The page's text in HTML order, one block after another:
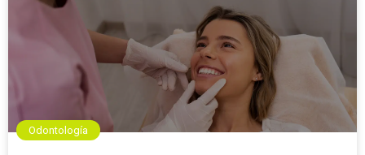
Odontología